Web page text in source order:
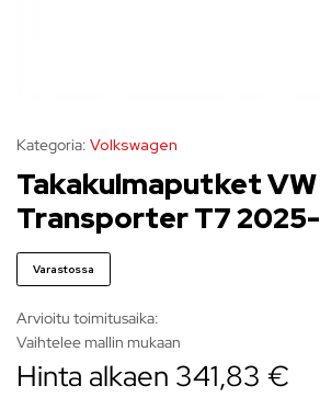
Kategoria: Volkswagen
Takakulmaputket VW
Transporter T7 2025-
Varastossa
Arvioitu toimitusaika:
Vaihtelee mallin mukaan
Hinta alkaen 341,83 €